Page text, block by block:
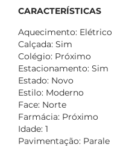
CARACTERÍSTICAS
Aquecimento: Elétrico
Calçada: Sim
Colégio: Próximo
Estacionamento: Sim
Estado: Novo
Estilo: Moderno
Face: Norte
Farmácia: Próximo
Idade: 1
Pavimentação: Parale